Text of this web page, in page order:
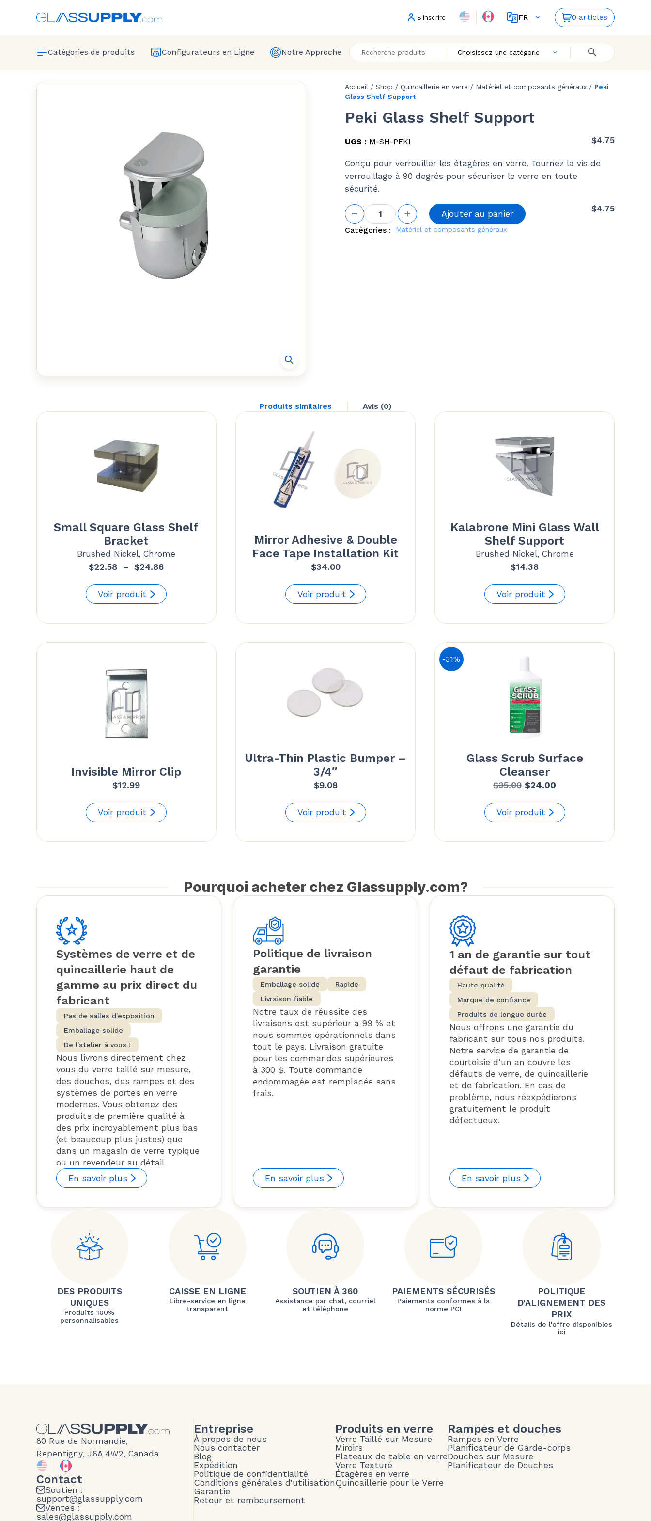
S'inscrire
FR
EN
0 articles
Catégories de produits Configurateurs en Ligne Notre Approche Choisissez une catégorie
Accueil / Shop / Quincaillerie en verre / Matériel et composants généraux / Peki
Glass Shelf Support
Peki Glass Shelf Support
UGS : M-SH-PEKI $4.75
Conçu pour verrouiller les étagères en verre. Tournez la vis de
verrouillage à 90 degrés pour sécuriser le verre en toute
sécurité.
$4.75
quantité
de Peki
Glass
Shelf
Ajouter au panier
Catégories : Matériel et composants généraux
Produits similaires Avis (0)
Small Square Glass Shelf
Bracket
Brushed Nickel, Chrome
$22.58 – $24.86Plage
prix :
Voir produit
Mirror Adhesive & Double
Face Tape Installation Kit
$34.00
Voir produit
Kalabrone Mini Glass Wall
Shelf Support
Brushed Nickel, Chrome
$14.38
Voir produit
Invisible Mirror Clip
$12.99
Voir produit
Ultra-Thin Plastic Bumper –
3/4″
$9.08
Voir produit
-31%
Glass Scrub Surface
Cleanser
$35.00 Le
initial
était :
$24.00
actuel
est :
Voir produit
Pourquoi acheter chez Glassupply.com?
Systèmes de verre et de
quincaillerie haut de
gamme au prix direct du
fabricant
Pas de salles d'exposition
Emballage solide
De l'atelier à vous !
Nous livrons directement chez
vous du verre taillé sur mesure,
des douches, des rampes et des
systèmes de portes en verre
modernes. Vous obtenez des
produits de première qualité à
des prix incroyablement plus bas
(et beaucoup plus justes) que
dans un magasin de verre typique
ou un revendeur au détail.
En savoir plus
Politique de livraison
garantie
Emballage solide
Rapide
Livraison fiable
Notre taux de réussite des
livraisons est supérieur à 99 % et
nous sommes opérationnels dans
tout le pays. Livraison gratuite
pour les commandes supérieures
à 300 $. Toute commande
endommagée est remplacée sans
frais.
En savoir plus
1 an de garantie sur tout
défaut de fabrication
Haute qualité
Marque de confiance
Produits de longue durée
Nous offrons une garantie du
fabricant sur tous nos produits.
Notre service de garantie de
courtoisie d’un an couvre les
défauts de verre, de quincaillerie
et de fabrication. En cas de
problème, nous réexpédierons
gratuitement le produit
défectueux.
En savoir plus
DES PRODUITS
UNIQUES
Produits 100%
personnalisables
CAISSE EN LIGNE
Libre-service en ligne
transparent
SOUTIEN À 360
Assistance par chat, courriel
et téléphone
PAIEMENTS SÉCURISÉS
Paiements conformes à la
norme PCI
POLITIQUE
D'ALIGNEMENT DES
PRIX
Détails de l'offre disponibles
ici
80 Rue de Normandie,
Repentigny, J6A 4W2, Canada
Contact
Soutien :
support@glassupply.com
Ventes :
sales@glassupply.com
Entreprise
À propos de nous
Nous contacter
Blog
Expédition
Politique de confidentialité
Conditions générales d'utilisation
Garantie
Retour et remboursement
Produits en verre
Verre Taillé sur Mesure
Miroirs
Plateaux de table en verre
Verre Texturé
Étagères en verre
Quincaillerie pour le Verre
Rampes et douches
Rampes en Verre
Planificateur de Garde-corps
Douches sur Mesure
Planificateur de Douches